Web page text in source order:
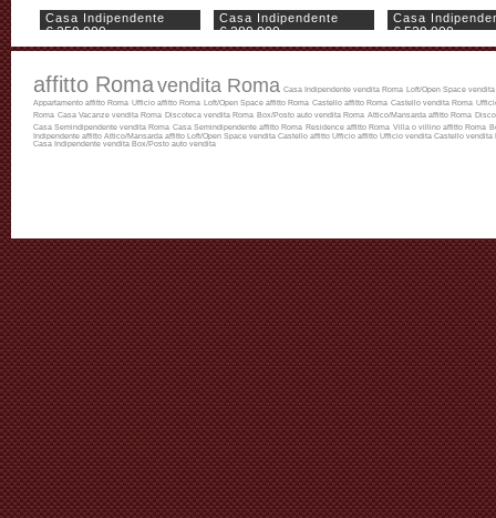
Casa Indipendente
€ 259.000
Casa Indipendente
€ 280.000
Casa
€ 529.000
affitto Romavendita Roma Casa Indipendente vendita Roma
Loft/Open Space
Appartamento affitto Roma
Ufficio affitto Roma Loft/Open Space affitto Roma Castello affitto Roma Castello vendita Roma
Roma Casa Vacanze vendita Roma Discoteca vendita Roma Box/Posto auto vendita Roma Attico/Mansarda affitto Roma
Casa Semindipendente vendita Roma Casa Semindipendente affitto Roma Residence affitto Roma Villa o villino affitto Roma
Indipendente affitto Attico/Mansarda affitto Loft/Open Space vendita Castello affitto Ufficio affitto Ufficio vendita Castello vendita
Casa Indipendente vendita Box/Posto auto vendita